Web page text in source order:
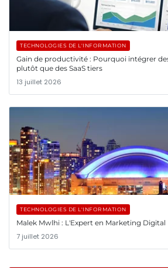
TECHNOLOGIES DE L'INFORMATION
Gain de productivité : Pourquoi intégrer
plutôt que des SaaS tiers
13 juillet 2026
TECHNOLOGIES DE L'INFORMATION
Malek Mwlhi : L'Expert en Marketing Digital
7 juillet 2026